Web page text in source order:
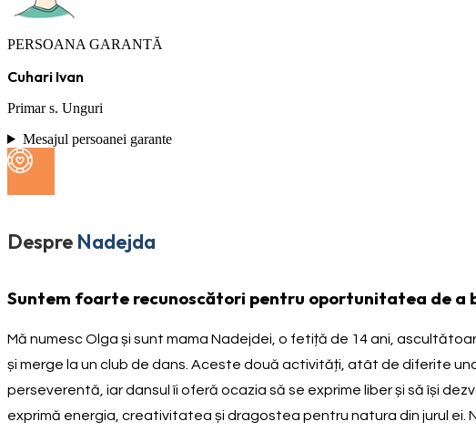
PERSOANA GARANTĂ
Cuhari Ivan
Primar s. Unguri
Mesajul persoanei garante
Despre Nadejda
Suntem foarte recunoscători pentru oportunitatea de a
Mă numesc Olga și sunt mama Nadejdei, o fetiță de 14 ani,
și merge la un club de dans. Aceste două activități, atât de diferite
perseverentă, iar dansul îi oferă ocazia să se exprime liber și să își
exprimă energia, creativitatea și dragostea pentru natura din jurul